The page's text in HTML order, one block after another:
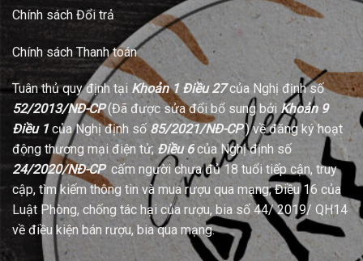
Chính sách Đổi trả
Chính sách Thanh toán
Tuân thủ quy định tại Khoản 1 Điều 27của Nghị định số
52/2013/NĐ-CP(Đã được sửa đổi bổ sung bởi Khoản 9
Điều 1của Nghị định số 85/2021/NĐ-CP) về đăng ký hoạt
động thương mại điện tử; Điều 6của Nghị định số
24/2020/NĐ-CPcấm người chưa đủ 18 tuổi tiếp cận, truy
cập, tìm kiếm thông tin và mua rượu qua mạng; Điều 16 của
Luật Phòng, chống tác hại của rượu, bia số 44/ 2019/ QH14
về điều kiện bán rượu, bia qua mạng.